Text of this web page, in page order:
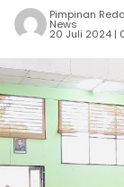
Pimpinan
News
20 Juli 2024 |